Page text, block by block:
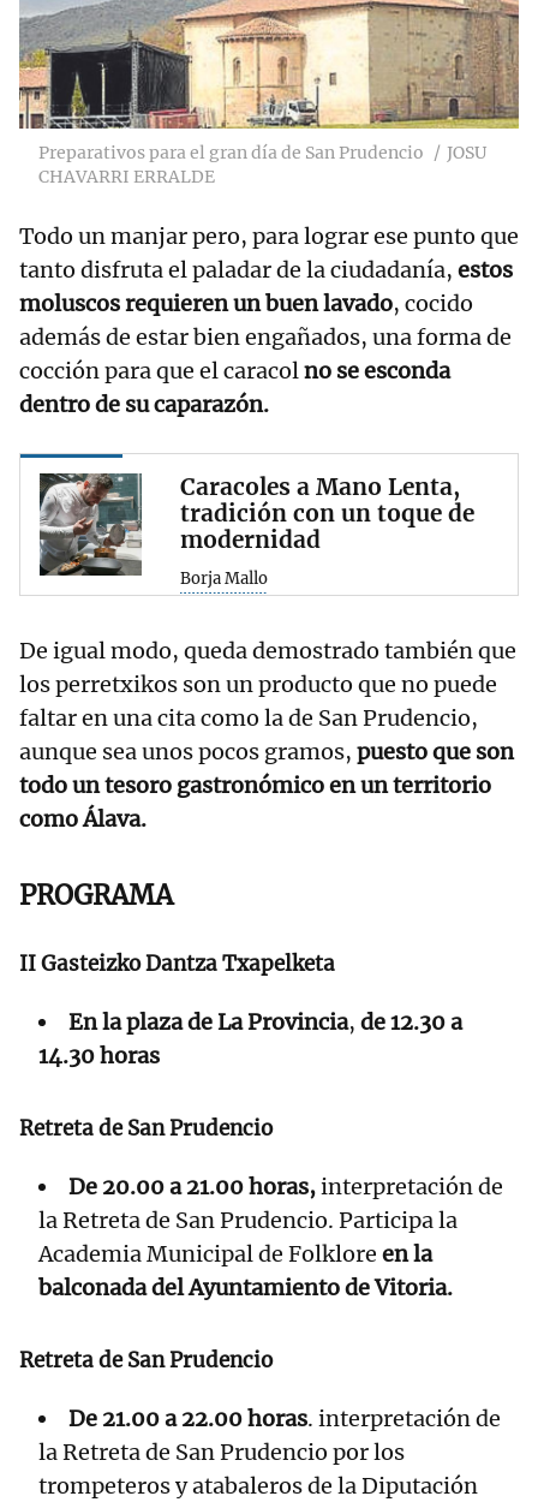
Preparativos para el gran día de San Prudencio
JOSU
CHAVARRI ERRALDE
Todo un manjar pero, para lograr ese punto que
tanto disfruta el paladar de la ciudadanía, estos
moluscos requieren un buen lavado, cocido
además de estar bien engañados, una forma de
cocción para que el caracolno se esconda
dentro de su caparazón.
Caracoles a Mano Lenta,
tradición con un toque de
modernidad
Borja Mallo
De igual modo, queda demostrado también que
los perretxikos son un producto que no puede
faltar en una cita como la de San Prudencio,
aunque sea unos pocos gramos, puesto que son
todo un tesoro gastronómico en un territorio
como Álava.
PROGRAMA
II Gasteizko Dantza Txapelketa
En la plaza de La Provincia, de 12.30 a
14.30 horas
Retreta de San Prudencio
De 20.00 a 21.00 horas,interpretación de
la Retreta de San Prudencio. Participa la
Academia Municipal de Folklore en la
balconada del Ayuntamiento de Vitoria.
Retreta de San Prudencio
De 21.00 a 22.00 horas. interpretación de
la Retreta de San Prudencio por los
trompeteros y atabaleros de la Diputación